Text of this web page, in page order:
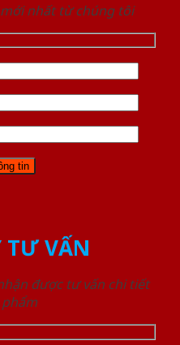
nhất từ chúng tôi
TƯ VẤN
được tư vấn chi tiết
phẩm